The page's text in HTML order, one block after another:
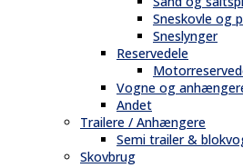
Sneskovle og
Sneslynger
Reservedele
Vogne og
Andet
Trailere / Anhængere
Semi trailer &
Skovbrug